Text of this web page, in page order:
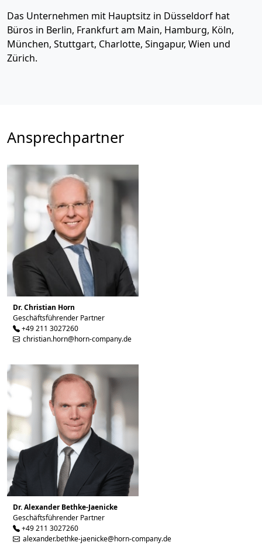
Das Unternehmen mit Hauptsitz in Düsseldorf hat
Büros in Berlin, Frankfurt am Main, Hamburg, Köln,
München, Stuttgart, Charlotte, Singapur, Wien und
Zürich.
Ansprechpartner
Dr. Christian Horn
Geschäftsführender Partner
+49 211 3027260
christian.horn@horn-company.de
Dr. Alexander Bethke-Jaenicke
Geschäftsführender Partner
+49 211 3027260
alexander.bethke-jaenicke@horn-company.de